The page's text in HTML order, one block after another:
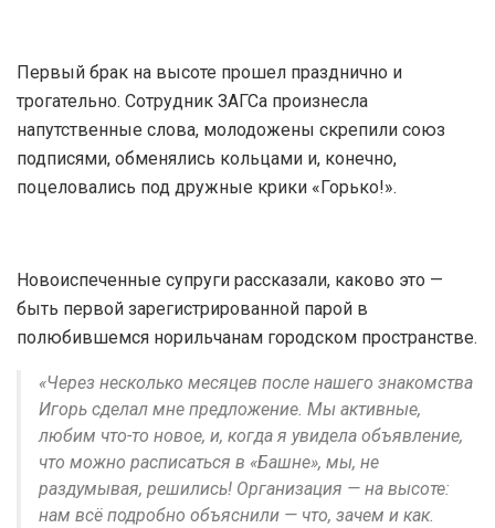
Первый брак на высоте прошел празднично и
трогательно. Сотрудник ЗАГСа произнесла
напутственные слова, молодожены скрепили союз
подписями, обменялись кольцами и, конечно,
поцеловались под дружные крики «Горько!».
Новоиспеченные супруги рассказали, каково это —
быть первой зарегистрированной парой в
полюбившемся норильчанам городском пространстве.
«Через несколько месяцев после нашего знакомства
Игорь сделал мне предложение. Мы активные,
любим что-то новое, и, когда я увидела объявление,
что можно расписаться в «Башне», мы, не
раздумывая, решились! Организация — на высоте:
нам всё подробно объяснили — что, зачем и как.